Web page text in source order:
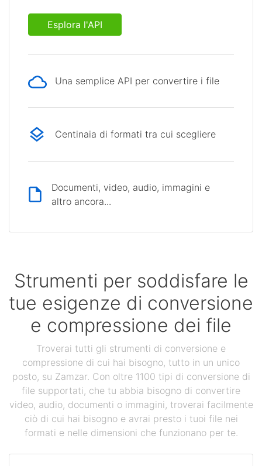
Esplora l'API
Una semplice API per convertire i file
Centinaia di formati tra cui scegliere
Documenti, video, audio, immagini e
altro ancora...
Strumenti per soddisfare le
tue esigenze di conversione
e compressione dei file
Troverai tutti gli strumenti di conversione e
compressione di cui hai bisogno, tutto in un unico
posto, su Zamzar. Con oltre 1100 tipi di conversione di
file supportati, che tu abbia bisogno di convertire
video, audio, documenti o immagini, troverai facilmente
ciò di cui hai bisogno e avrai presto i tuoi file nei
formati e nelle dimensioni che funzionano per te.